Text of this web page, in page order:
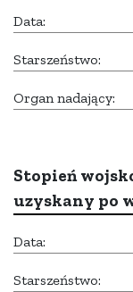
Data:
Starszeństwo:
Organ nadający:
Stopień
uzyskany po
Data:
Starszeństwo: